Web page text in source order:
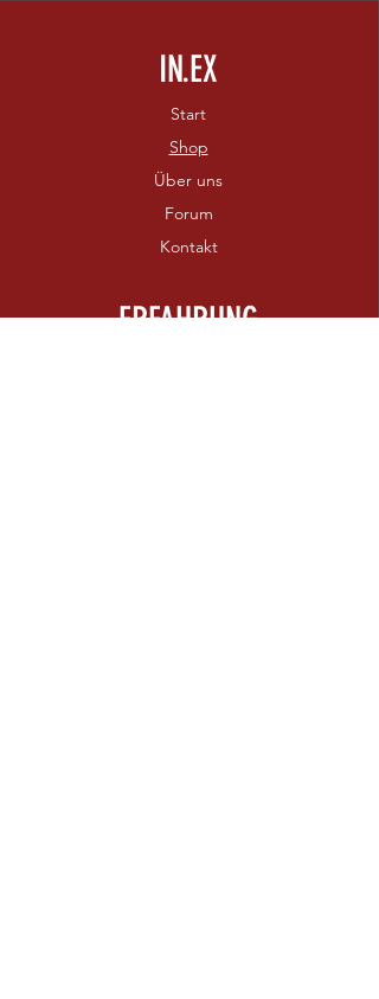
IN.EX
Start
Shop
Über uns
Forum
Kontakt
ERFAHRUNG